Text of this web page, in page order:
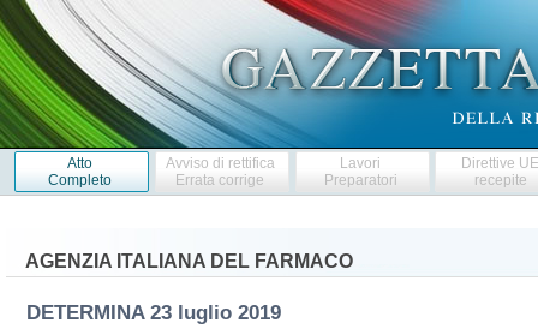
Atto
Completo
Avviso di rettifica
Errata corrige
Lavori
Preparatori
Direttive
recepite
AGENZIA ITALIANA DEL FARMACO
DETERMINA 23 luglio 2019